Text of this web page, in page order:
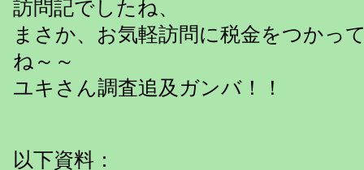
訪問記でしたね、
まさか、お気軽訪問に税金をつかっ
ね～～
ユキさん調査追及ガンバ！！
以下資料：